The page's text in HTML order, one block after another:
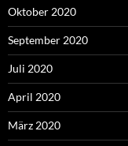
Oktober 2020
September 2020
Juli 2020
April 2020
März 2020